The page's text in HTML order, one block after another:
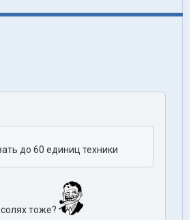
до 60 единиц техники
тоже?